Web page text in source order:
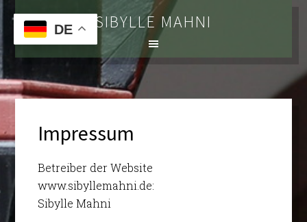
SIBYLLE MAHNI
Impressum
Betreiber der Website
www.sibyllemahni.de:
Sibylle Mahni
DE